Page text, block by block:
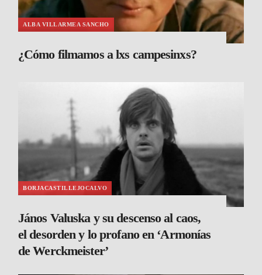
ALBA VILLARMEA SANCHO
¿Cómo filmamos a lxs campesinxs?
BORJACASTILLEJOCALVO
János Valuska y su descenso al caos,
el desorden y lo profano en ‘Armonías
de Werckmeister’